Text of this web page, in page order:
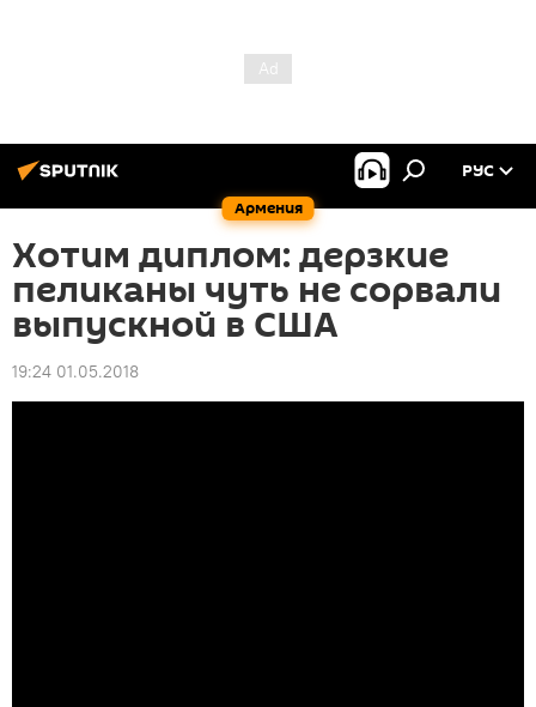
Армения
РУС
Хотим диплом: дерзкие
пеликаны чуть не сорвали
выпускной в США
19:24 01.05.2018